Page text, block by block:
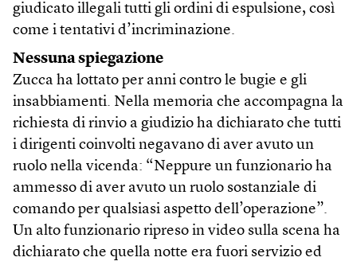
giudicato illegali tutti gli ordini di espulsione, così
come i tentativi d’incriminazione.
Nessuna spiegazione
Zucca ha lottato per anni contro le bugie e gli
insabbiamenti. Nella memoria che accompagna la
richiesta di rinvio a giudizio ha dichiarato che tutti
i dirigenti coinvolti negavano di aver avuto un
ruolo nella vicenda: “Neppure un funzionario ha
ammesso di aver avuto un ruolo sostanziale di
comando per qualsiasi aspetto dell’operazione”.
Un alto funzionario ripreso in video sulla scena ha
dichiarato che quella notte era fuori servizio ed